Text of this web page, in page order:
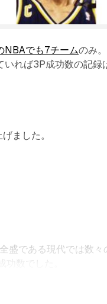
NBAでも7チームのみ
いれば3P成功数の記録
ました。
盛である現代では数々